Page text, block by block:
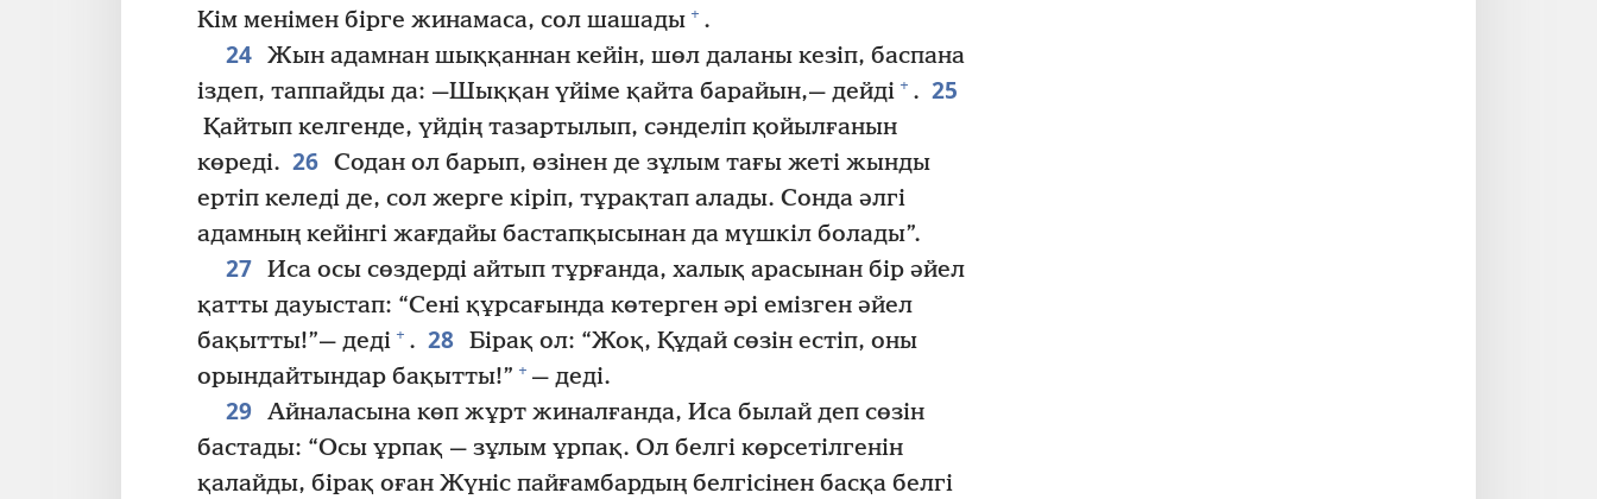
Кім менімен бірге жинамаса, сол шашады + .
24 Жын адамнан шыққаннан кейін, шөл даланы кезіп, баспана
іздеп, таппайды да: —Шыққан үйіме қайта барайын,— дейді + . 25
Қайтып келгенде, үйдің тазартылып, сәнделіп қойылғанын
көреді. 26 Содан ол барып, өзінен де зұлым тағы жеті жынды
ертіп келеді де, сол жерге кіріп, тұрақтап алады. Сонда әлгі
адамның кейінгі жағдайы бастапқысынан да мүшкіл болады”.
27 Иса осы сөздерді айтып тұрғанда, халық арасынан бір әйел
қатты дауыстап: “Сені құрсағында көтерген әрі емізген әйел
бақытты!”— деді + . 28 Бірақ ол: “Жоқ, Құдай сөзін естіп, оны
орындайтындар бақытты!” + — деді.
29 Айналасына көп жұрт жиналғанда, Иса былай деп сөзін
бастады: “Осы ұрпақ — зұлым ұрпақ. Ол белгі көрсетілгенін
қалайды, бірақ оған Жүніс пайғамбардың белгісінен басқа белгі